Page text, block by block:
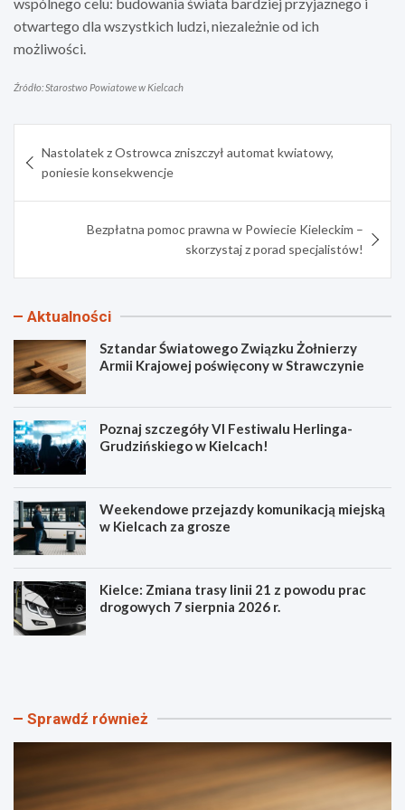
otwartego dla wszystkich ludzi, niezależnie od ich
możliwości.
Źródło: Starostwo Powiatowe w Kielcach
wpisu
Nastolatek z Ostrowca zniszczył automat kwiatowy,
poniesie konsekwencje
Bezpłatna pomoc prawna w Powiecie Kieleckim –
skorzystaj z porad specjalistów!
Aktualności
Sztandar Światowego Związku Żołnierzy
Armii Krajowej poświęcony w Strawczynie
Poznaj szczegóły VI Festiwalu Herlinga-
Grudzińskiego w Kielcach!
Weekendowe przejazdy komunikacją miejską
w Kielcach za grosze
Kielce: Zmiana trasy linii 21 z powodu prac
drogowych 7 sierpnia 2026 r.
S
d
i
P
j
e
Sprawdź również